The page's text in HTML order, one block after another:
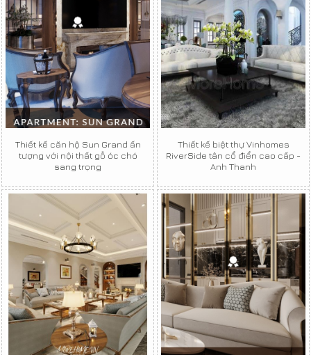
Thiết kế căn hộ Sun Grand ấn
tượng với nội thất gỗ óc chó
sang trọng
Thiết kế biệt thự Vinhomes
RiverSide tân cổ điển cao cấp -
Anh Thanh